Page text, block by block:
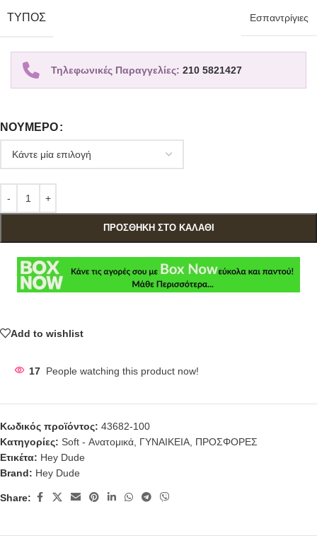
TΎΠΟΣ Εσπαντρίγιες
Τηλεφωνικές Παραγγελίες: 210 5821427
ΝΟΎΜΕΡΟ
ΠΡΟΣΘΉΚΗ ΣΤΟ ΚΑΛΆΘΙ
Add to wishlist
17 People watching this product now!
Κωδικός προϊόντος: 43682-100
Κατηγορίες: Soft - Ανατομικά ΓΥΝΑΙΚΕΙΑ ΠΡΟΣΦΟΡΕΣ
Ετικέτα: Hey Dude
Brand: Hey Dude
Share: